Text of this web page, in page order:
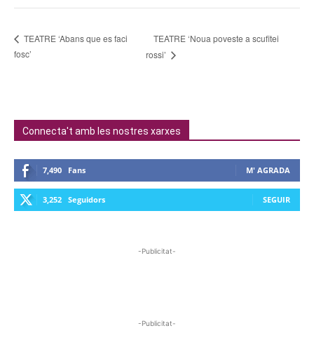
TEATRE ‘Abans que es faci
fosc’
TEATRE ‘Noua poveste a scufitei
rossi’
Connecta't amb les nostres xarxes
7,490 Fans M' AGRADA
3,252 Seguidors SEGUIR
-Publicitat-
-Publicitat-